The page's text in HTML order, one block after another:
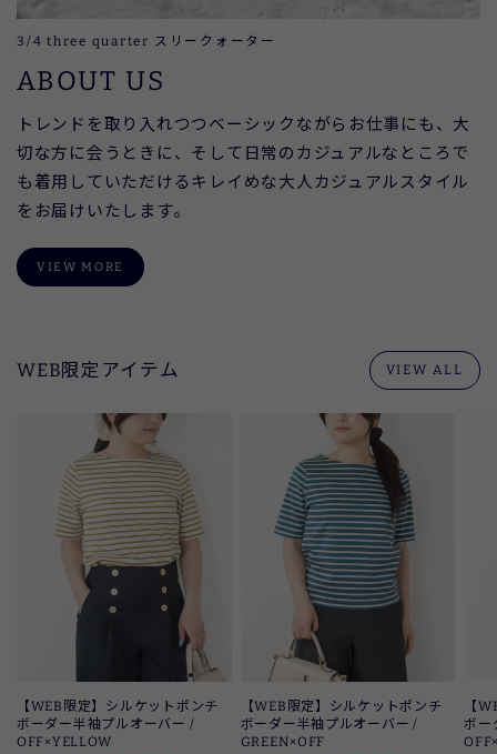
3/4 three quarter スリークォーター
ABOUT US
トレンドを取り入れつつベーシックながらお仕事にも、大
切な方に会うときに、そして日常のカジュアルなところで
も着用していただけるキレイめな大人カジュアルスタイル
をお届けいたします。
VIEW MORE
WEB限定アイテム VIEW ALL
【WEB限定】シルケットポンチ
ボーダー半袖プルオーバー /
OFF×YELLOW
【WEB限定】シルケットポンチ
ボーダー半袖プルオーバー /
GREEN×OFF
【
ボー